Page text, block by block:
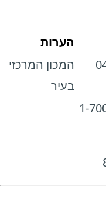
הערות
המכון המרכזי
בעיר
1-